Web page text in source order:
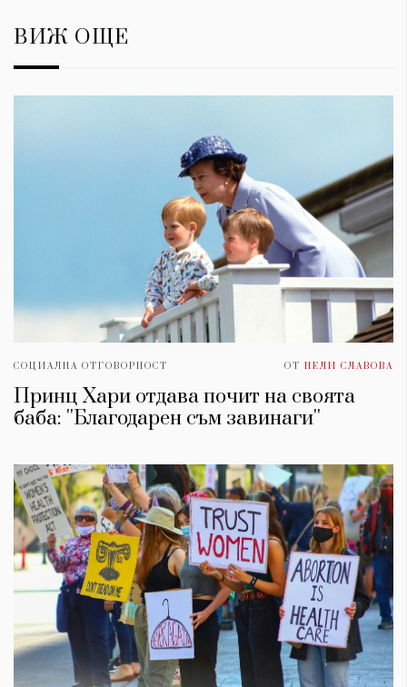
ВИЖ ОЩЕ
СОЦИАЛНА ОТГОВОРНОСТ ОТ НЕЛИ СЛАВОВА
Принц Хари отдава почит на своята
баба: ''Благодарен съм завинаги''